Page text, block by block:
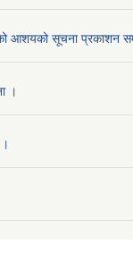
आशयको सूचना प्रकाशन
।